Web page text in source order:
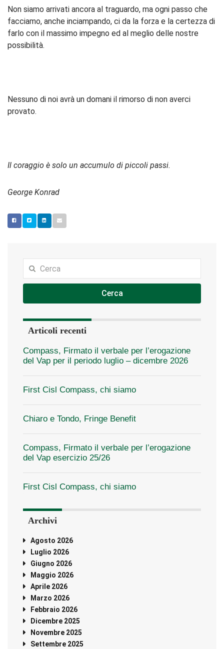
Non siamo arrivati ancora al traguardo, ma ogni passo che
facciamo, anche inciampando, ci da la forza e la certezza di
farlo con il massimo impegno ed al meglio delle nostre
possibilità.
Nessuno di noi avrà un domani il rimorso di non averci
provato.
Il coraggio è solo un accumulo di piccoli passi.
George Konrad
Cerca
Articoli recenti
Compass, Firmato il verbale per l’erogazione
del Vap per il periodo luglio – dicembre 2026
First Cisl Compass, chi siamo
Chiaro e Tondo, Fringe Benefit
Compass, Firmato il verbale per l’erogazione
del Vap esercizio 25/26
First Cisl Compass, chi siamo
Archivi
Agosto 2026
Luglio 2026
Giugno 2026
Maggio 2026
Aprile 2026
Marzo 2026
Febbraio 2026
Dicembre 2025
Novembre 2025
Settembre 2025